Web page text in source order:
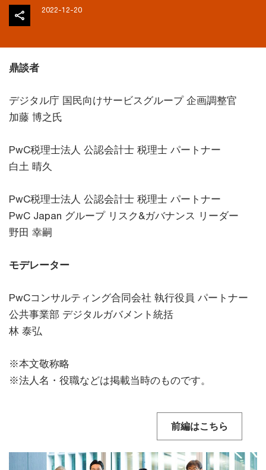
2022-12-20
鼎談者
デジタル庁 国民向けサービスグループ 企画調整官
加藤 博之氏
PwC税理士法人 公認会計士 税理士 パートナー
白土 晴久
PwC税理士法人 公認会計士 税理士 パートナー
PwC Japan グループ リスク&ガバナンス リーダー
野田 幸嗣
モデレーター
PwCコンサルティング合同会社 執行役員 パートナー
公共事業部 デジタルガバメント統括
林 泰弘
※本文敬称略
※法人名・役職などは掲載当時のものです。
前編はこちら